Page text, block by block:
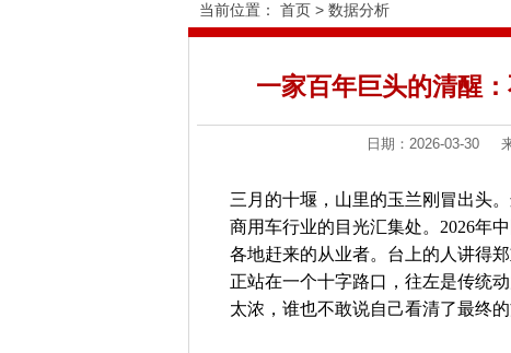
当前位置： 首页 > 数据分析
一家百年巨头的清醒
日期：2026-03-30
三月的十堰，山里的玉兰刚冒出头
商用车行业的目光汇集处。2026年
各地赶来的从业者。台上的人讲得
正站在一个十字路口，往左是传统
太浓，谁也不敢说自己看清了最终的